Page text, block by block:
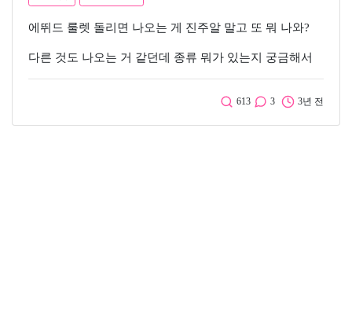
에뛰드 룰렛 돌리면 나오는 게 진주알 말고 또 뭐 나와?
다른 것도 나오는 거 같던데 종류 뭐가 있는지 궁금해서
613 3 3년 전